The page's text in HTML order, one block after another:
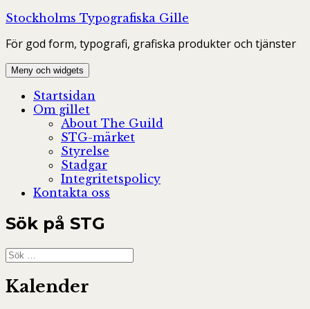
Hoppa
innehåll
Stockholms Typografiska Gille
För god form, typografi, grafiska produkter och tjänster
Meny och widgets
Startsidan
Om gillet
About The Guild
STG-märket
Styrelse
Stadgar
Integritetspolicy
Kontakta oss
Sök på STG
Sök
efter:
Kalender